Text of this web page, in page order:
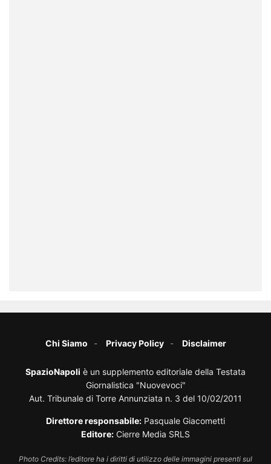
Chi Siamo Privacy Policy Disclaimer
SpazioNapoli è un supplemento editoriale della Testata
Giornalistica "Nuovevoci"
Aut. Tribunale di Torre Annunziata n. 3 del 10/02/2011
Direttore responsabile: Pasquale Giacometti
Editore: Cierre Media SRLS
Photo Credits: l’editore ha i diritti di utilizzo delle immagini presenti sul